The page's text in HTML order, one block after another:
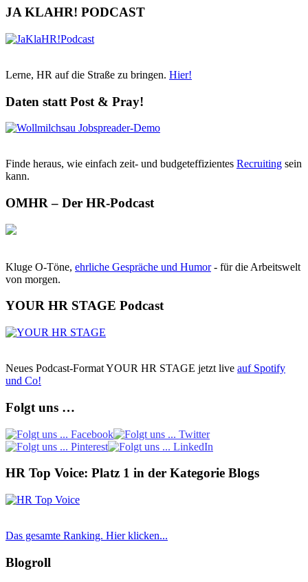
JA KLAHR! PODCAST
Lerne, HR auf die Straße zu bringen. Hier!
Daten statt Post & Pray!
Finde heraus, wie einfach zeit- und budgeteffizientes Recruiting sein
kann.
OMHR – Der HR-Podcast
Kluge O-Töne, ehrliche Gespräche und Humor- für die Arbeitswelt
von morgen.
YOUR HR STAGE Podcast
Neues Podcast-Format YOUR HR STAGE jetzt live auf Spotify
und Co!
Folgt uns …
HR Top Voice: Platz 1 in der Kategorie Blogs
Das gesamte Ranking. Hier klicken...
Blogroll